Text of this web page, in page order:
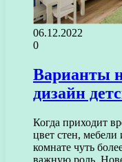
06.12.2022
0
Варианты
дизайн
Когда приходит
цвет стен, мебели
комнате чуть
важную роль.